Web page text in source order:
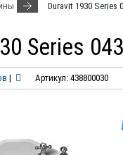
Duravit 1930 Series
Series
| Артикул: 438800030